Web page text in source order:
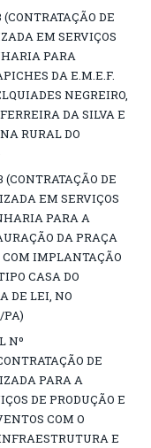
DE
EM SERVIÇOS
PARA
DA E.M.E.F.
NEGREIRO,
DA SILVA E
RURAL DO
DE
EM SERVIÇOS
PARA A
DA PRAÇA
IMPLANTAÇÃO
CASA DO
DE LEI, NO
Nº
DE
PARA A
DE PRODUÇÃO E
COM O
E